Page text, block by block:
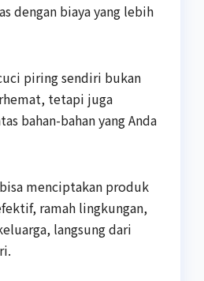
dengan biaya yang lebih
piring sendiri bukan
tetapi juga
bahan-bahan yang Anda
menciptakan produk
ramah lingkungan,
langsung dari